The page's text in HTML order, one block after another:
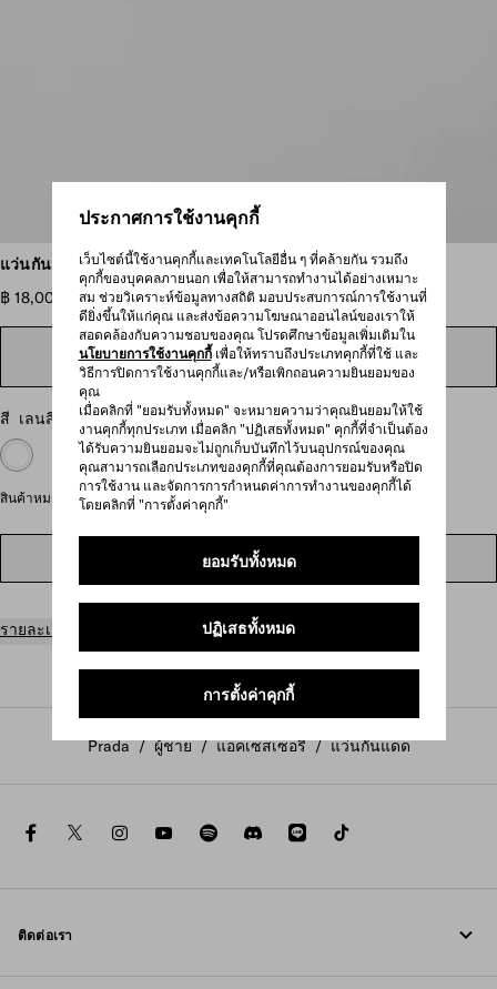
ประกาศการใช้งานคุกกี้
เว็บไซต์นี้ใช้งานคุกกี้และเทคโนโลยีอื่น ๆ ที่คล้ายกัน รวมถึง
คุกกี้ของบุคคลภายนอก เพื่อให้สามารถทำงานได้อย่างเหมาะ
สม ช่วยวิเคราะห์ข้อมูลทางสถิติ มอบประสบการณ์การใช้งานที่
ดียิ่งขึ้นให้แก่คุณ และส่งข้อความโฆษณาออนไลน์ของเราให้
สอดคล้องกับความชอบของคุณ โปรดศึกษาข้อมูลเพิ่มเติมใน
นโยบายการใช้งานคุกกี้เพื่อให้ทราบถึงประเภทคุกกี้ที่ใช้ และ
วิธีการปิดการใช้งานคุกกี้และ/หรือเพิกถอนความยินยอมของ
คุณ
เมื่อคลิกที่ "ยอมรับทั้งหมด" จะหมายความว่าคุณยินยอมให้ใช้
งานคุกกี้ทุกประเภท เมื่อคลิก "ปฏิเสธทั้งหมด" คุกกี้ที่จำเป็นต้อง
ได้รับความยินยอมจะไม่ถูกเก็บบันทึกไว้บนอุปกรณ์ของคุณ
คุณสามารถเลือกประเภทของคุกกี้ที่คุณต้องการยอมรับหรือปิด
การใช้งาน และจัดการการกำหนดค่าการทำงานของคุกกี้ได้
โดยคลิกที่ "การตั้งค่าคุกกี้"
ยอมรับทั้งหมด
ปฏิเสธทั้งหมด
การตั้งค่าคุกกี้
เลื่อนดูภาพเพิ่มเติม
แว่นกันแดดพร้อมแผ่นโลหะอันเป็นเอกลักษณ์
฿ 18,000
ค้นหาในร้านสาขา
สี เลนสีน้ำผึ้ง
สินค้าหมดทางออนไลน์
ค้นหาในร้านสาขา
รายละเอียดสินค้า
Prada / ผู้ชาย / แอคเซสเซอรี่ / แว่นกันแดด
facebooktwitterinstagramyoutubespotifydiscord
line
ติดต่อเรา